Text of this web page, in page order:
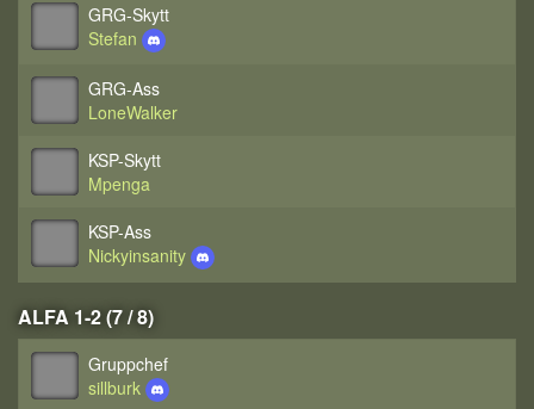
GRG-Skytt
Stefan
GRG-Ass
LoneWalker
KSP-Skytt
Mpenga
KSP-Ass
Nickyinsanity
ALFA 1-2 (7 / 8)
Gruppchef
sillburk